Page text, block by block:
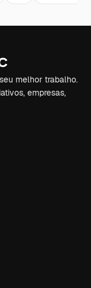
melhor trabalho.
empresas,